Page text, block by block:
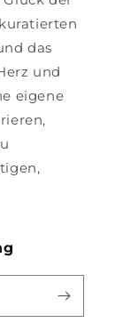
das
und
eigene